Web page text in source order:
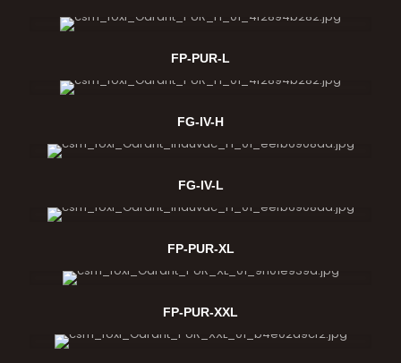
FP-PUR-L
FG-IV-H
FG-IV-L
FP-PUR-XL
FP-PUR-XXL